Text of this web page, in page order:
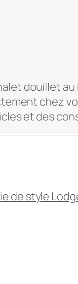
douillet au
chez
et des
de style